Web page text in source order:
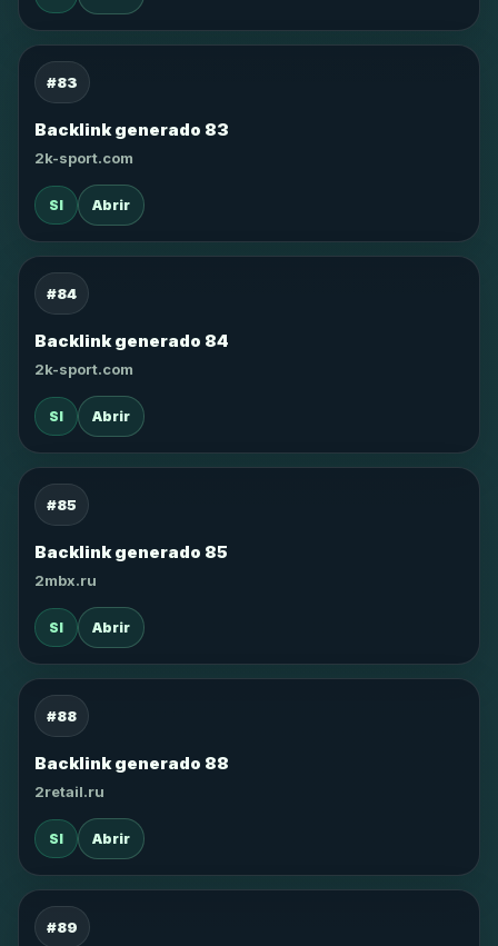
#83
Backlink generado 83
2k-sport.com
SI Abrir
#84
Backlink generado 84
2k-sport.com
SI Abrir
#85
Backlink generado 85
2mbx.ru
SI Abrir
#88
Backlink generado 88
2retail.ru
SI Abrir
#89